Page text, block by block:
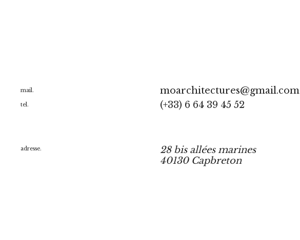
mail. moarchitectures@gmail.com
tel. (+33) 6 64 39 45 52
adresse.
28 bis allées marines
40130 Capbreton